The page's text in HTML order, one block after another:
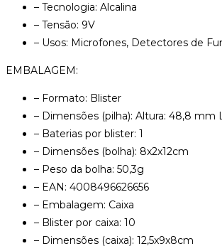
– Tecnologia: Alcalina
– Tensão: 9V
– Usos: Microfones, Detectores de
EMBALAGEM:
– Formato: Blister
– Dimensões (pilha): Altura: 48,8 mm
– Baterias por blister: 1
– Dimensões (bolha): 8x2x12cm
– Peso da bolha: 50,3g
– EAN: 4008496626656
– Embalagem: Caixa
– Blister por caixa: 10
– Dimensões (caixa): 12,5x9x8cm